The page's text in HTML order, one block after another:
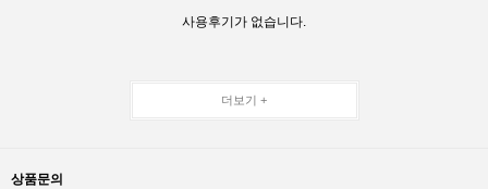
사용후기가 없습니다.
더보기 +
상품문의